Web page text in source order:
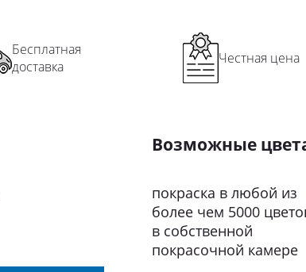
Бесплатная
доставка
Честная цена
Возможные
покраска в любой из
более чем 5000
в собственной
покрасочной камере